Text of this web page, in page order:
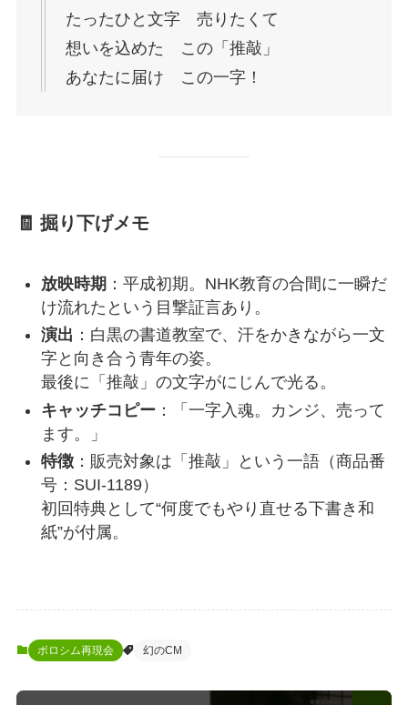
たったひと文字 売りたくて
想いを込めた この「推敲」
あなたに届け この一字！
🧾 掘り下げメモ
放映時期 ：平成初期。NHK教育の合間に一瞬だ
け流れたという目撃証言あり。
演出 ：白黒の書道教室で、汗をかきながら一文
字と向き合う青年の姿。
最後に「推敲」の文字がにじんで光る。
キャッチコピー ：「一字入魂。カンジ、売って
ます。」
特徴：販売対象は「推敲」という一語（商品番
号：SUI-1189）
初回特典として“何度でもやり直せる下書き和
紙”が付属。
ボロシム再現会 幻のCM